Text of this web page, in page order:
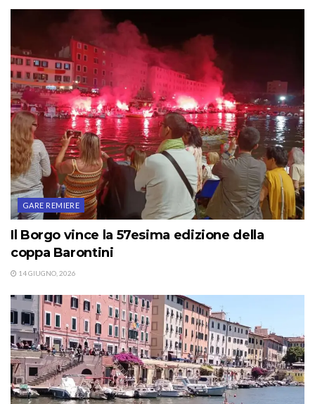
GARE REMIERE
Il Borgo vince la 57esima edizione della
coppa Barontini
14 GIUGNO, 2026